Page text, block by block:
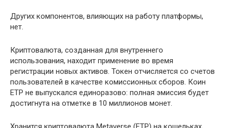
Других компонентов, влияющих на работу платформы,
нет.
Криптовалюта, созданная для внутреннего
использования, находит применение во время
регистрации новых активов. Токен отчисляется со счетов
пользователей в качестве комиссионных сборов. Коин
ETP не выпускался единоразово: полная эмиссия будет
достигнута на отметке в 10 миллионов монет.